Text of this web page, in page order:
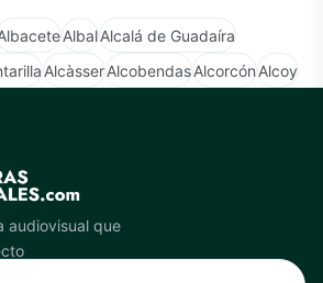
AlbalAlcalá de Guadaíra
AlcàsserAlcobendasAlcorcónAlcoy
audiovisual que